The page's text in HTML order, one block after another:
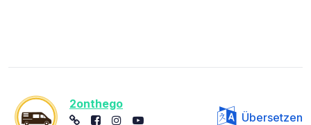
2onthego
Übersetzen